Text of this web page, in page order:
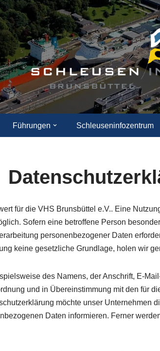
Führungen Schleuseninfozentrum
für die VHS Brunsbüttel e.V.. Eine
Sofern eine betroffene Person
personenbezogener Daten
keine gesetzliche Grundlage, holen wir
des Namens, der Anschrift, E-
und in Übereinstimmung mit den für
möchte unser Unternehmen
Daten informieren. Ferner